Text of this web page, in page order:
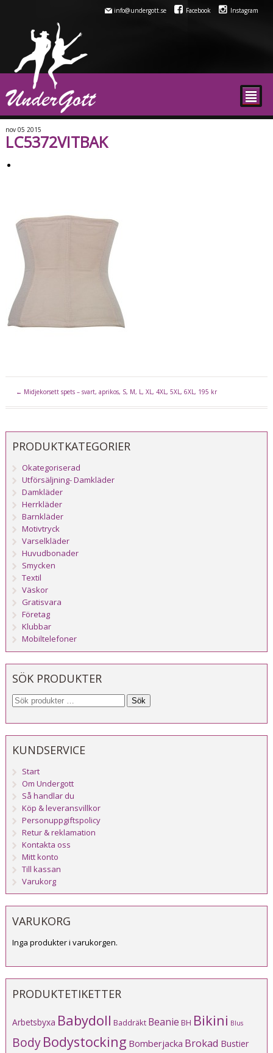
info@undergott.se Facebook Instagram
²
nov 05 2015
LC5372VITBAK
← Midjekorsett spets – svart, aprikos, S, M, L, XL, 4XL, 5XL, 6XL, 195 kr
PRODUKTKATEGORIER
Okategoriserad
Utförsäljning- Damkläder
Damkläder
Herrkläder
Barnkläder
Motivtryck
Varselkläder
Huvudbonader
Smycken
Textil
Väskor
Gratisvara
Företag
Klubbar
Mobiltelefoner
SÖK PRODUKTER
Sök
KUNDSERVICE
Start
Om Undergott
Så handlar du
Köp & leveransvillkor
Personuppgiftspolicy
Retur & reklamation
Kontakta oss
Mitt konto
Till kassan
Varukorg
VARUKORG
Inga produkter i varukorgen.
PRODUKTETIKETTER
Arbetsbyxa Babydoll Baddräkt Beanie BH Bikini Blus
BodyBodystocking Bomberjacka Brokad Bustier